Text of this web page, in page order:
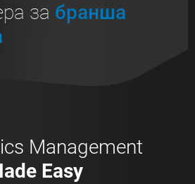
за бранша
Management
Easy